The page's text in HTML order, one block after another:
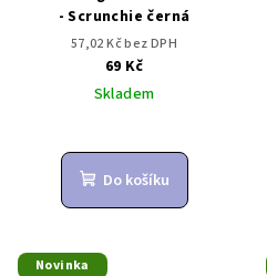
- Scrunchie černá
57,02 Kč bez DPH
69 Kč
Skladem
Do košíku
Novinka